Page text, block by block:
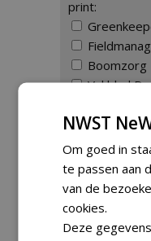
print:
Boomzorg
Vakblad
Boom-In-
Online plus
print:
Boomzorg
NWST
Om goed in
te passen aan
van de
cookies.
Deze